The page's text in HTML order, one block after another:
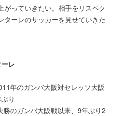
がっていきたい。相手をリスペク
ターレのサッカーを見せていきた
レ
年のガンバ大阪対セレッソ大阪
り
のガンバ大阪戦以来、9年ぶり2